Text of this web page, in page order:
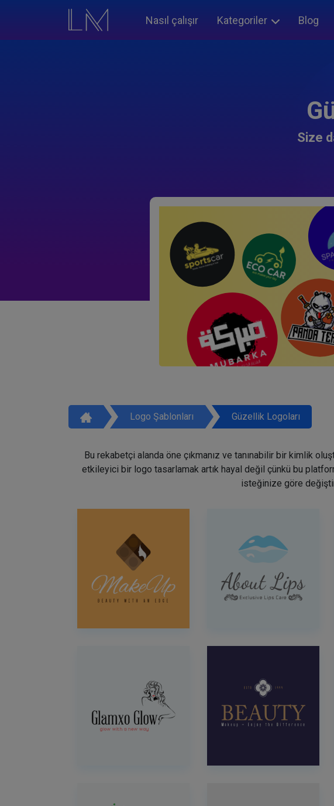
Nasıl çalışır Kategoriler Blog
Size
Logo Şablonları Güzellik Logoları
Bu rekabetçi alanda öne çıkmanız ve tanınabilir bir kimlik
etkileyici bir logo tasarlamak artık hayal değil çünkü bu
isteğinize göre